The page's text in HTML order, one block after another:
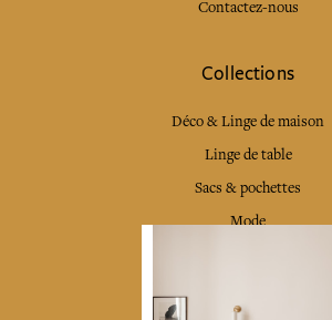
Contactez-nous
Collections
Déco & Linge de maison
Linge de table
Sacs & pochettes
Mode